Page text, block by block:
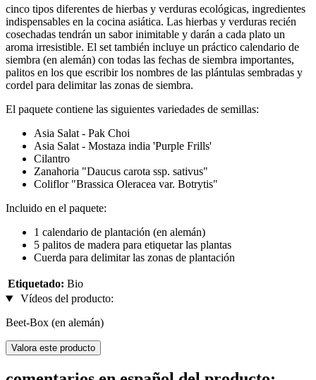
cinco tipos diferentes de hierbas y verduras ecológicas, ingredientes
indispensables en la cocina asiática. Las hierbas y verduras recién
cosechadas tendrán un sabor inimitable y darán a cada plato un
aroma irresistible. El set también incluye un práctico calendario de
siembra (en alemán) con todas las fechas de siembra importantes,
palitos en los que escribir los nombres de las plántulas sembradas y
cordel para delimitar las zonas de siembra.
El paquete contiene las siguientes variedades de semillas:
Asia Salat - Pak Choi
Asia Salat - Mostaza india 'Purple Frills'
Cilantro
Zanahoria "Daucus carota ssp. sativus"
Coliflor "Brassica Oleracea var. Botrytis"
Incluido en el paquete:
1 calendario de plantación (en alemán)
5 palitos de madera para etiquetar las plantas
Cuerda para delimitar las zonas de plantación
Etiquetado: Bio
Vídeos del producto:
Beet-Box (en alemán)
Valora este producto